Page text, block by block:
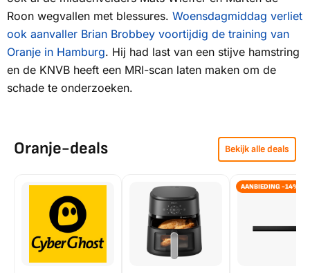
Roon wegvallen met blessures. Woensdagmiddag verliet
ook aanvaller Brian Brobbey voortijdig de training van
Oranje in Hamburg. Hij had last van een stijve hamstring
en de KNVB heeft een MRI-scan laten maken om de
schade te onderzoeken.
Oranje-deals Bekijk alle deals
AANBIEDING -14%